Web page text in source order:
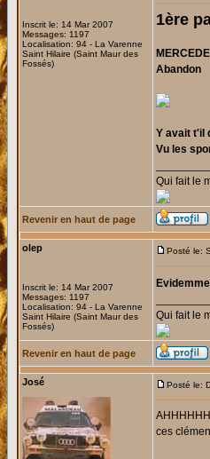
Inscrit le: 14 Mar 2007
Messages: 1197
Localisation: 94 - La Varenne
Saint Hilaire (Saint Maur des
Fossés)
1ère
Abandon
Y avait t'il
Vu les
Qui fait le
Revenir en haut de page
olep
Inscrit le: 14 Mar 2007
Messages: 1197
Localisation: 94 - La Varenne
Saint Hilaire (Saint Maur des
Fossés)
Posté le:
Qui fait le
Revenir en haut de page
José Posté le:
ces